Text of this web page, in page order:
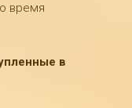
время
в